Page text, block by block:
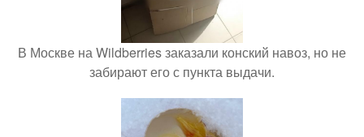
В Москве на Wildberries заказали конский навоз, но не
забирают его с пункта выдачи.